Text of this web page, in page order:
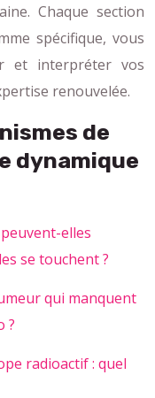
Chaque section
spécifique, vous
et interpréter vos
renouvelée.
de
dynamique
elles
se touchent ?
qui manquent
?
radioactif : quel